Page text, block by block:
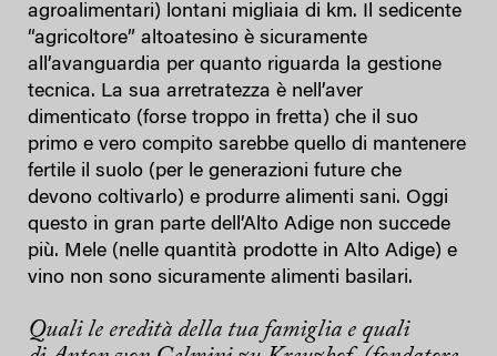
agroalimentari) lontani migliaia di km. Il sedicente
“agricoltore” altoatesino è sicuramente
all’avanguardia per quanto riguarda la gestione
tecnica. La sua arretratezza è nell’aver
dimenticato (forse troppo in fretta) che il suo
primo e vero compito sarebbe quello di mantenere
fertile il suolo (per le generazioni future che
devono coltivarlo) e produrre alimenti sani. Oggi
questo in gran parte dell’Alto Adige non succede
più. Mele (nelle quantità prodotte in Alto Adige) e
vino non sono sicuramente alimenti basilari.
Quali le eredità della tua famiglia e quali